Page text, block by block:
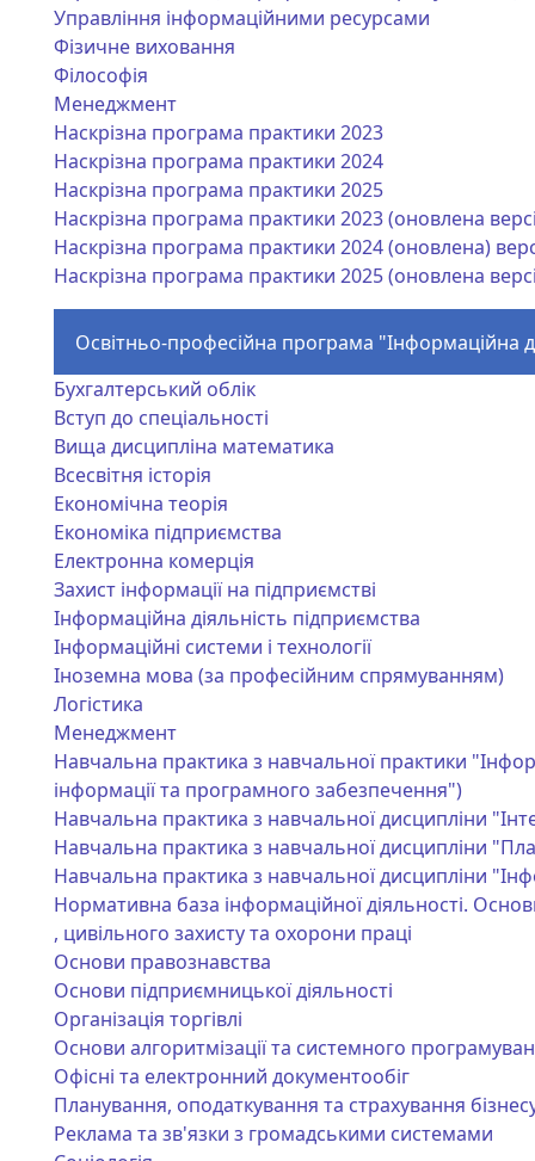
Управління інформаційними ресурсами
Фізичне виховання
Філософія
Менеджмент
Наскрізна програма практики 2023
Наскрізна програма практики 2024
Наскрізна програма практики 2025
Наскрізна програма практики 2023 (оновлена
Наскрізна програма практики 2024 (оновлена)
Наскрізна програма практики 2025 (оновлена
Освітньо-професійна програма "Інформаційна
Бухгалтерський облік
Вступ до спеціальності
Вища дисципліна математика
Всесвітня історія
Економічна теорія
Економіка підприємства
Електронна комерція
Захист інформації на підприємстві
Інформаційна діяльність підприємства
Інформаційні системи і технології
Іноземна мова (за професійним спрямуванням)
Логістика
Менеджмент
Навчальна практика з навчальної практики
інформації та програмного забезпечення")
Навчальна практика з навчальної дисципліни
Навчальна практика з навчальної дисципліни
Навчальна практика з навчальної дисципліни
Нормативна база інформаційної діяльності.
, цивільного захисту та охорони праці
Основи правознавства
Основи підприємницької діяльності
Організація торгівлі
Основи алгоритмізації та системного
Офісні та електронний документообіг
Планування, оподаткування та страхування
Реклама та зв'язки з громадськими системами